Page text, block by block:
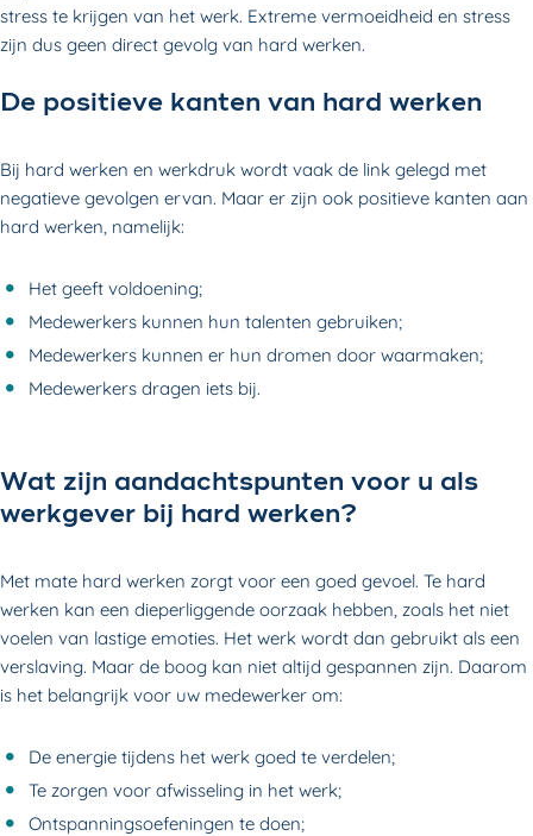
stress te krijgen van het werk. Extreme vermoeidheid en stress
zijn dus geen direct gevolg van hard werken.
De positieve kanten van hard werken
Bij hard werken en werkdruk wordt vaak de link gelegd met
negatieve gevolgen ervan. Maar er zijn ook positieve kanten aan
hard werken, namelijk:
Het geeft voldoening;
Medewerkers kunnen hun talenten gebruiken;
Medewerkers kunnen er hun dromen door waarmaken;
Medewerkers dragen iets bij.
Wat zijn aandachtspunten voor u als
werkgever bij hard werken?
Met mate hard werken zorgt voor een goed gevoel. Te hard
werken kan een dieperliggende oorzaak hebben, zoals het niet
voelen van lastige emoties. Het werk wordt dan gebruikt als een
verslaving. Maar de boog kan niet altijd gespannen zijn. Daarom
is het belangrijk voor uw medewerker om:
De energie tijdens het werk goed te verdelen;
Te zorgen voor afwisseling in het werk;
Ontspanningsoefeningen te doen;